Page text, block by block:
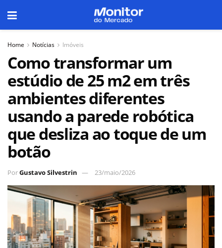
Home Notícias Imóveis
Como transformar um
estúdio de 25 m2 em três
ambientes diferentes
usando a parede robótica
que desliza ao toque de um
botão
PorGustavo Silvestrin 23/maio/2026